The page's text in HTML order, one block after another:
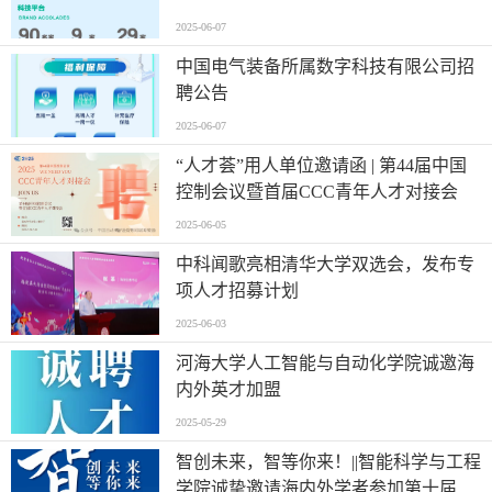
2025-06-07
中国电气装备所属数字科技有限公司招
聘公告
2025-06-07
“人才荟”用人单位邀请函 | 第44届中国
控制会议暨首届CCC青年人才对接会
2025-06-05
中科闻歌亮相清华大学双选会，发布专
项人才招募计划
2025-06-03
河海大学人工智能与自动化学院诚邀海
内外英才加盟
2025-05-29
智创未来，智等你来！||智能科学与工程
学院诚挚邀请海内外学者参加第十届